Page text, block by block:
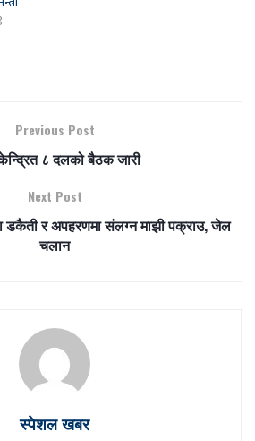
Previous Post
८ दलको बैठक जारी
Next Post
डकैती र अपहरणमा संलग्न माझी पक्राउ, जेल
चलान
स्पेशल खबर